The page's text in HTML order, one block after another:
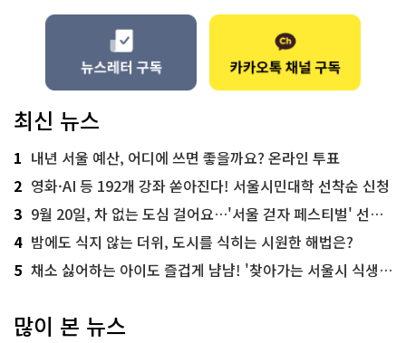
최신 뉴스
1 내년 서울 예산, 어디에 쓰면 좋을까요? 온라인 투표
2 영화·AI 등 192개 강좌 쏟아진다! 서울시민대학 선착순 신청
3 9월 20일, 차 없는 도심 걸어요…'서울 걷자 페스티벌' 선착순 5천명
4 밤에도 식지 않는 더위, 도시를 식히는 시원한 해법은?
5 채소 싫어하는 아이도 즐겁게 냠냠! '찾아가는 서울시 식생활 교육' 현장
많이 본 뉴스